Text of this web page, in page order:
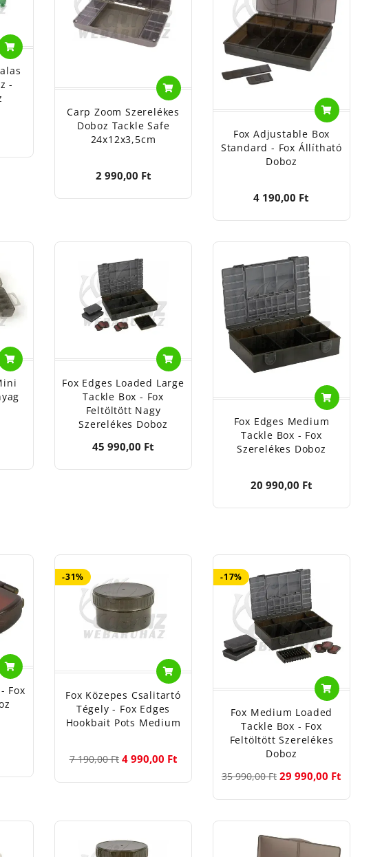
ólmok , kapcsok, forgók tárolására szolgálnak.
-
Carp Zoom Szerelékes
Doboz Tackle Safe
24x12x3,5cm
2 990,00 Ft
Fox Adjustable Box
Standard - Fox Állítható
Doboz
4 190,00 Ft
Fox Edges Loaded Large
Tackle Box - Fox
Feltöltött Nagy
Szerelékes Doboz
45 990,00 Ft
Fox Edges Medium
Tackle Box - Fox
Szerelékes Doboz
20 990,00 Ft
Fox
-31%
Fox Közepes Csalitartó
Tégely - Fox Edges
Hookbait Pots Medium
7 190,00 Ft 4 990,00 Ft
-17%
Fox Medium Loaded
Tackle Box - Fox
Feltöltött Szerelékes
Doboz
35 990,00 Ft 29 990,00 Ft